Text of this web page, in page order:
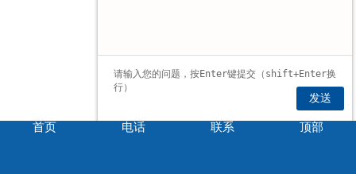
首页 电话 联系 顶部
发送